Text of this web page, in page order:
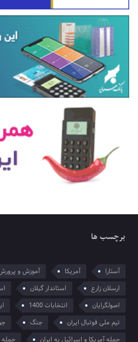
برچسب ها
آستارا آمریکا آموزش و
ارسلان زارع
استاندار گیلان
اصولگرایان
انتخابات 1400
تیم ملی فوتبال ایران
جنگ
حمله آمریکا و اسرائیل به ایران
حمله